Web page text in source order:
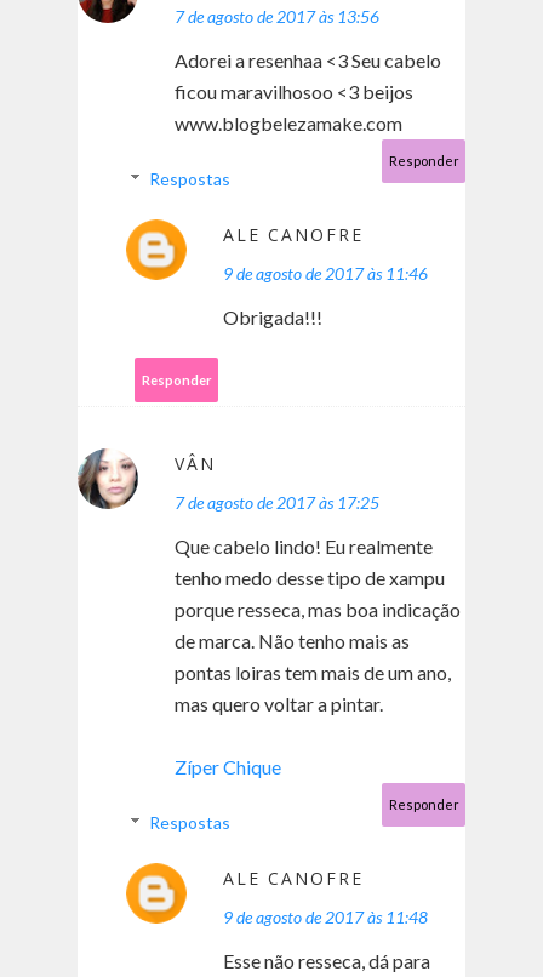
7 de agosto de 2017 às 13:56
Adorei a resenhaa <3 Seu cabelo
ficou maravilhosoo <3 beijos
www.blogbelezamake.com
Responder
Respostas
ALE CANOFRE
9 de agosto de 2017 às 11:46
Obrigada!!!
Responder
VÂN
7 de agosto de 2017 às 17:25
Que cabelo lindo! Eu realmente
tenho medo desse tipo de xampu
porque resseca, mas boa indicação
de marca. Não tenho mais as
pontas loiras tem mais de um ano,
mas quero voltar a pintar.
Zíper Chique
Responder
Respostas
ALE CANOFRE
9 de agosto de 2017 às 11:48
Esse não resseca, dá para